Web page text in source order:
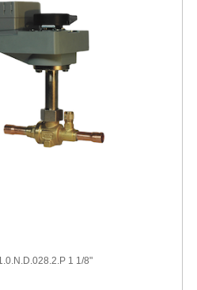
1 1/8"